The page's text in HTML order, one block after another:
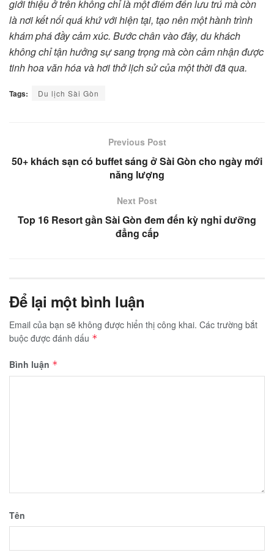
giới thiệu ở trên không chỉ là một điểm đến lưu trú mà còn
là nơi kết nối quá khứ với hiện tại, tạo nên một hành trình
khám phá đầy cảm xúc. Bước chân vào đây, du khách
không chỉ tận hưởng sự sang trọng mà còn cảm nhận được
tinh hoa văn hóa và hơi thở lịch sử của một thời đã qua.
Tags: Du lịch Sài Gòn
Previous Post
50+ khách sạn có buffet sáng ở Sài Gòn cho ngày mới
năng lượng
Next Post
Top 16 Resort gần Sài Gòn đem đến kỳ nghỉ dưỡng
đẳng cấp
Để lại một bình luận
Email của bạn sẽ không được hiển thị công khai. Các trường bắt
buộc được đánh dấu *
Bình luận *
Tên